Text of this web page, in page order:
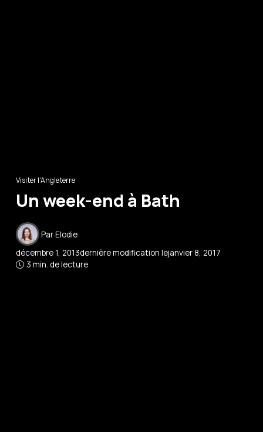
Visiter l'Angleterre
Un week-end à Bath
ParElodie
décembre 1, 2013dernière modification lejanvier 8, 2017
3 min. de lecture